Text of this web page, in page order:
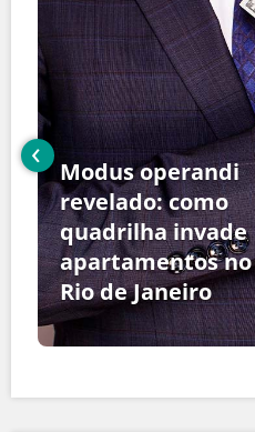
Modus operandi
revelado: como
quadrilha invade
apartamentos no
Rio de Janeiro
‹